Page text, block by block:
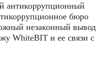
антикоррупционный
бюро
незаконный вывод
WhiteBIT и ее связи с